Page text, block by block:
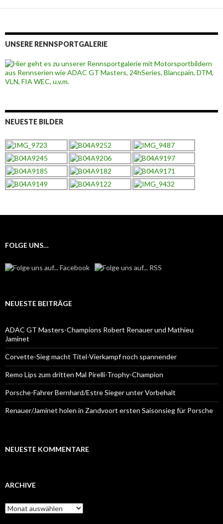
UNSERE RENNSPORTGALERIE
NEUESTE BILDER
FOLGE UNS…
NEUESTE BEITRÄGE
ADAC GT Masters-Champions Robert Renauer und Mathieu
Jaminet
Corvette-Sieg macht Titel-Vierkampf noch spannender
Remo Lips zum dritten Mal Pirelli-Trophy-Champion
Porsche-Fahrer Bernhard/Estre Sieger unter Vorbehalt
Renauer/Jaminet holen in Zandvoort ersten Saisonsieg für Porsche
NEUESTE KOMMENTARE
ARCHIVE
A
r